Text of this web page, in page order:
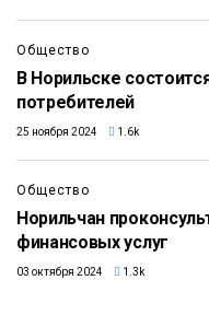
Общество
В Норильске
потребителей
25 ноября 2024 1.6k
Общество
Норильчан
финансовых услуг
03 октября 2024 1.3k